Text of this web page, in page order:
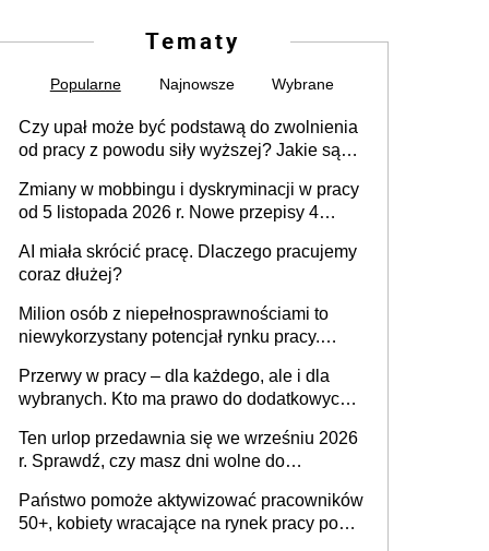
Tematy
Popularne Najnowsze Wybrane
Czy upał może być podstawą do zwolnienia
od pracy z powodu siły wyższej? Jakie są
Zmiany w mobbingu i dyskryminacji w pracy
od 5 listopada 2026 r. Nowe przepisy 4
Ustaw
AI miała skrócić pracę. Dlaczego pracujemy
coraz dłużej?
Milion osób z niepełnosprawnościami to
niewykorzystany potencjał rynku pracy.
dofinansowań czy refundacji, ale bariery po
stronie systemu i świadomości
pracodawców [WYWIAD]
Przerwy w pracy – dla każdego, ale i dla
wybranych. Kto ma prawo do dodatkowych
Ten urlop przedawnia się we wrześniu 2026
r. Sprawdź, czy masz dni wolne do
Państwo pomoże aktywizować pracowników
50+, kobiety wracające na rynek pracy po